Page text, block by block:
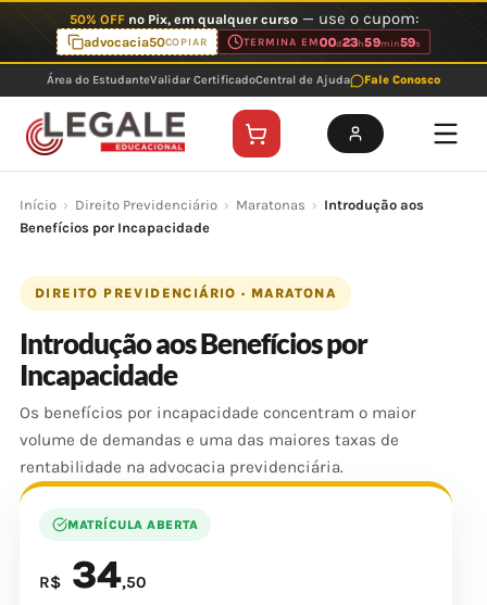
o
conteúdo
50% OFFno Pix, em qualquer curso— use o cupom:
advocacia50COPIAR TERMINA EM00d23h59min59s
Área do EstudanteValidar CertificadoCentral de Ajuda Fale Conosco
Início › Direito Previdenciário › Maratonas › Introdução aos
Benefícios por Incapacidade
DIREITO PREVIDENCIÁRIO · MARATONA
Introdução aos Benefícios por
Incapacidade
Os benefícios por incapacidade concentram o maior
volume de demandas e uma das maiores taxas de
rentabilidade na advocacia previdenciária.
MATRÍCULA ABERTA
R$ 34,50